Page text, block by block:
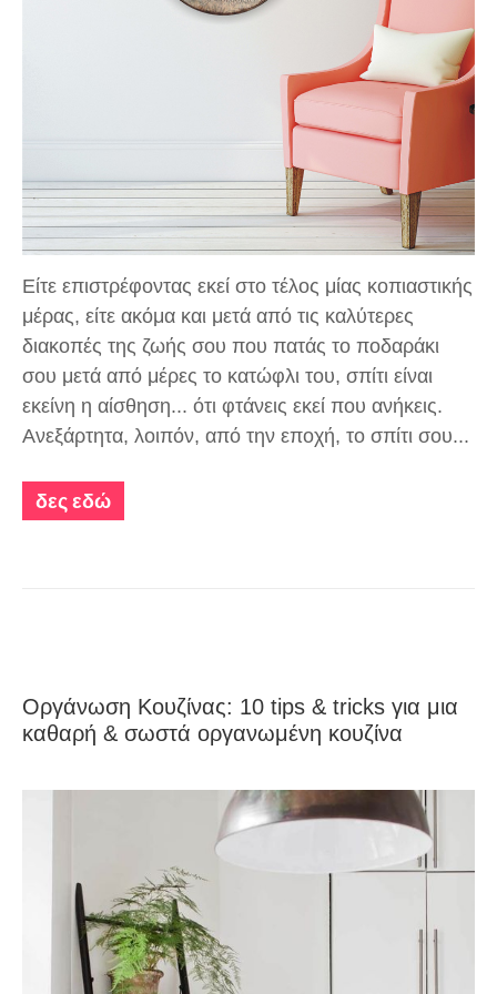
Είτε επιστρέφοντας εκεί στο τέλος μίας κοπιαστικής
μέρας, είτε ακόμα και μετά από τις καλύτερες
διακοπές της ζωής σου που πατάς το ποδαράκι
σου μετά από μέρες το κατώφλι του, σπίτι είναι
εκείνη η αίσθηση... ότι φτάνεις εκεί που ανήκεις.
Ανεξάρτητα, λοιπόν, από την εποχή, το σπίτι σου...
δες εδώ
Οργάνωση Κουζίνας: 10 tips & tricks για μια
καθαρή & σωστά οργανωμένη κουζίνα